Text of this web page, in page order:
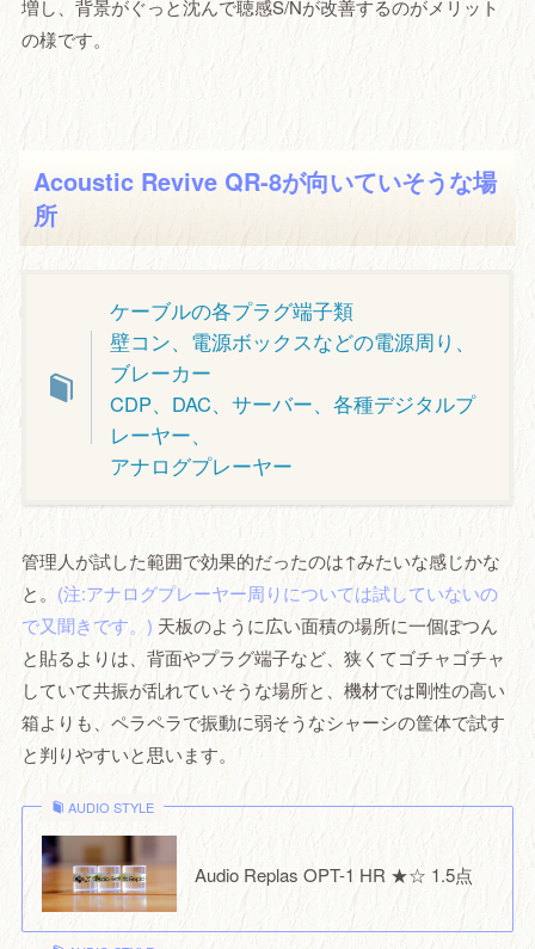
増し、背景がぐっと沈んで聴感S/Nが改善するのがメリット
の様です。
Acoustic Revive QR-8が向いていそうな場
所
ケーブルの各プラグ端子類
壁コン、電源ボックスなどの電源周り、
ブレーカー
CDP、DAC、サーバー、各種デジタルプ
レーヤー、
アナログプレーヤー
管理人が試した範囲で効果的だったのは↑みたいな感じかな
と。 (注:アナログプレーヤー周りについては試していないの
で又聞きです。) 天板のように広い面積の場所に一個ぽつん
と貼るよりは、背面やプラグ端子など、狭くてゴチャゴチャ
していて共振が乱れていそうな場所と、機材では剛性の高い
箱よりも、ペラペラで振動に弱そうなシャーシの筐体で試す
と判りやすいと思います。
AUDIO STYLE
Audio Replas OPT-1 HR ★☆ 1.5点